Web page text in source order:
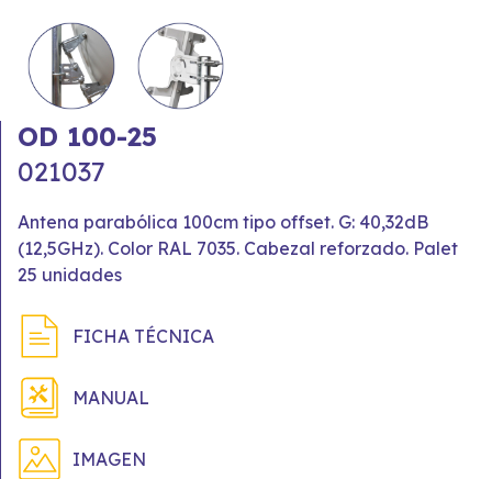
OD 100-25
021037
Antena parabólica 100cm tipo offset. G: 40,32dB
(12,5GHz). Color RAL 7035. Cabezal reforzado. Palet
25 unidades
FICHA TÉCNICA
MANUAL
IMAGEN